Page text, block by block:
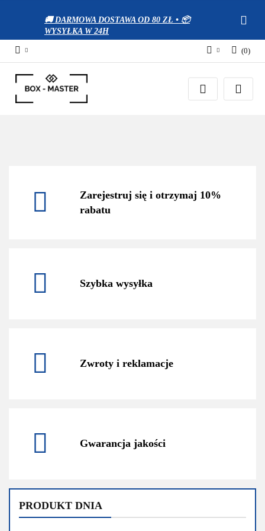
🚚 DARMOWA DOSTAWA OD 80 ZŁ • 📦
WYSYŁKA W 24H
Zaloguj się
Zarejestruj się
(0)
Zarejestruj się i otrzymaj 10%
rabatu
Szybka wysyłka
Zwroty i reklamacje
Gwarancja jakości
PRODUKT DNIA